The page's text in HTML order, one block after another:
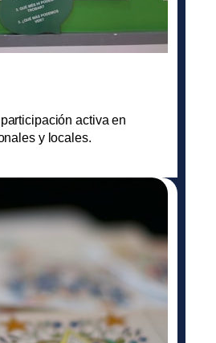
activa en
y locales.